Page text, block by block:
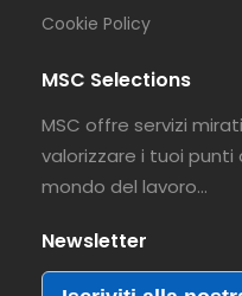
Cookie Policy
MSC Selections
MSC offre servizi
valorizzare i tuoi
mondo del lavoro…
Newsletter